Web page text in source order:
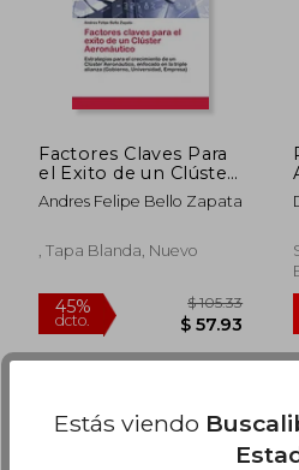
45%
dcto. $ 107.80
Factores Claves Para
el Exito de un Clúster
Aeronáutico
Andres Felipe Bello Zapata
, Tapa Blanda, Nuevo
Estás viendo